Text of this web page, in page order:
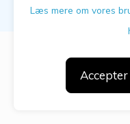
Læs mere om vores
Accepter